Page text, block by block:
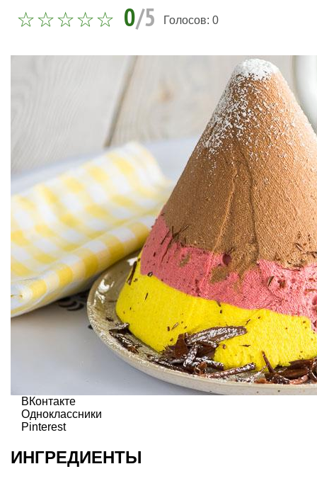
0/5 Голосов: 0
ВКонтакте
Одноклассники
Pinterest
ИНГРЕДИЕНТЫ